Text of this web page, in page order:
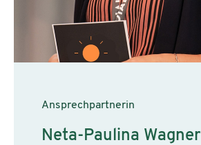
Ansprechpartnerin
Neta-Paulina Wagner